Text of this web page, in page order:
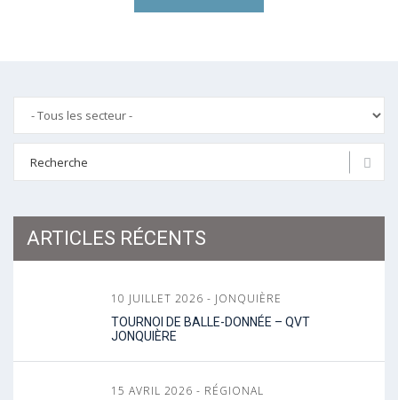
ARTICLES RÉCENTS
10 JUILLET 2026 - JONQUIÈRE
TOURNOI DE BALLE-DONNÉE – QVT
JONQUIÈRE
15 AVRIL 2026 - RÉGIONAL